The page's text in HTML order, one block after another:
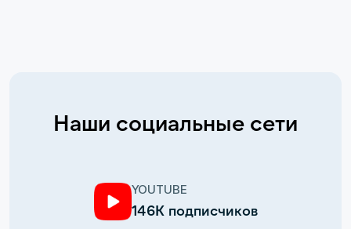
Наши социальные сети
YOUTUBE
146К подписчиков